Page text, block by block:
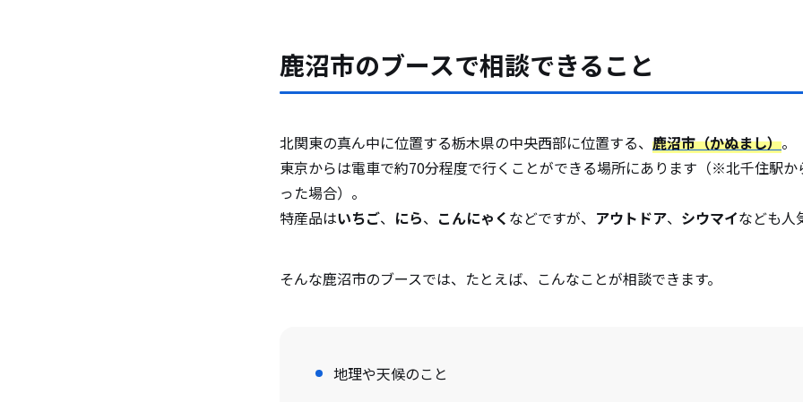
鹿沼市のブースで相談できること
北関東の真ん中に位置する栃木県の中央西部に位置する、 鹿沼市（かぬまし）。
東京からは電車で約70分程度で行くことができる場所にあります（※北千住駅か
った場合）。
特産品はいちご、 にら、 こんにゃく などですが、 アウトドア、 シウマイなども人
そんな鹿沼市のブースでは、たとえば、こんなことが相談できます。
地理や天候のこと